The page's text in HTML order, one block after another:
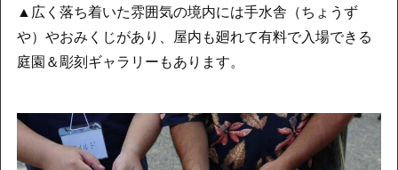
▲広く落ち着いた雰囲気の境内には手水舎（ちょうず
や）やおみくじがあり、屋内も廻れて有料で入場できる
庭園＆彫刻ギャラリーもあります。